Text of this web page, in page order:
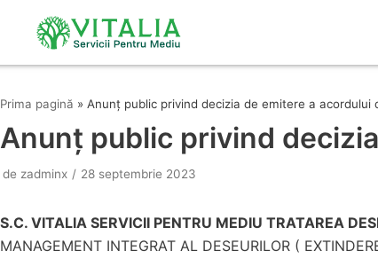
Sari
la
conținut
Prima pagină » Anunț public privind decizia de emitere a acordului
Anunț public privind
de zadminx 28 septembrie 2023
S.C. VITALIA SERVICII PENTRU MEDIU TRATAREA
MANAGEMENT INTEGRAT AL DESEURILOR (